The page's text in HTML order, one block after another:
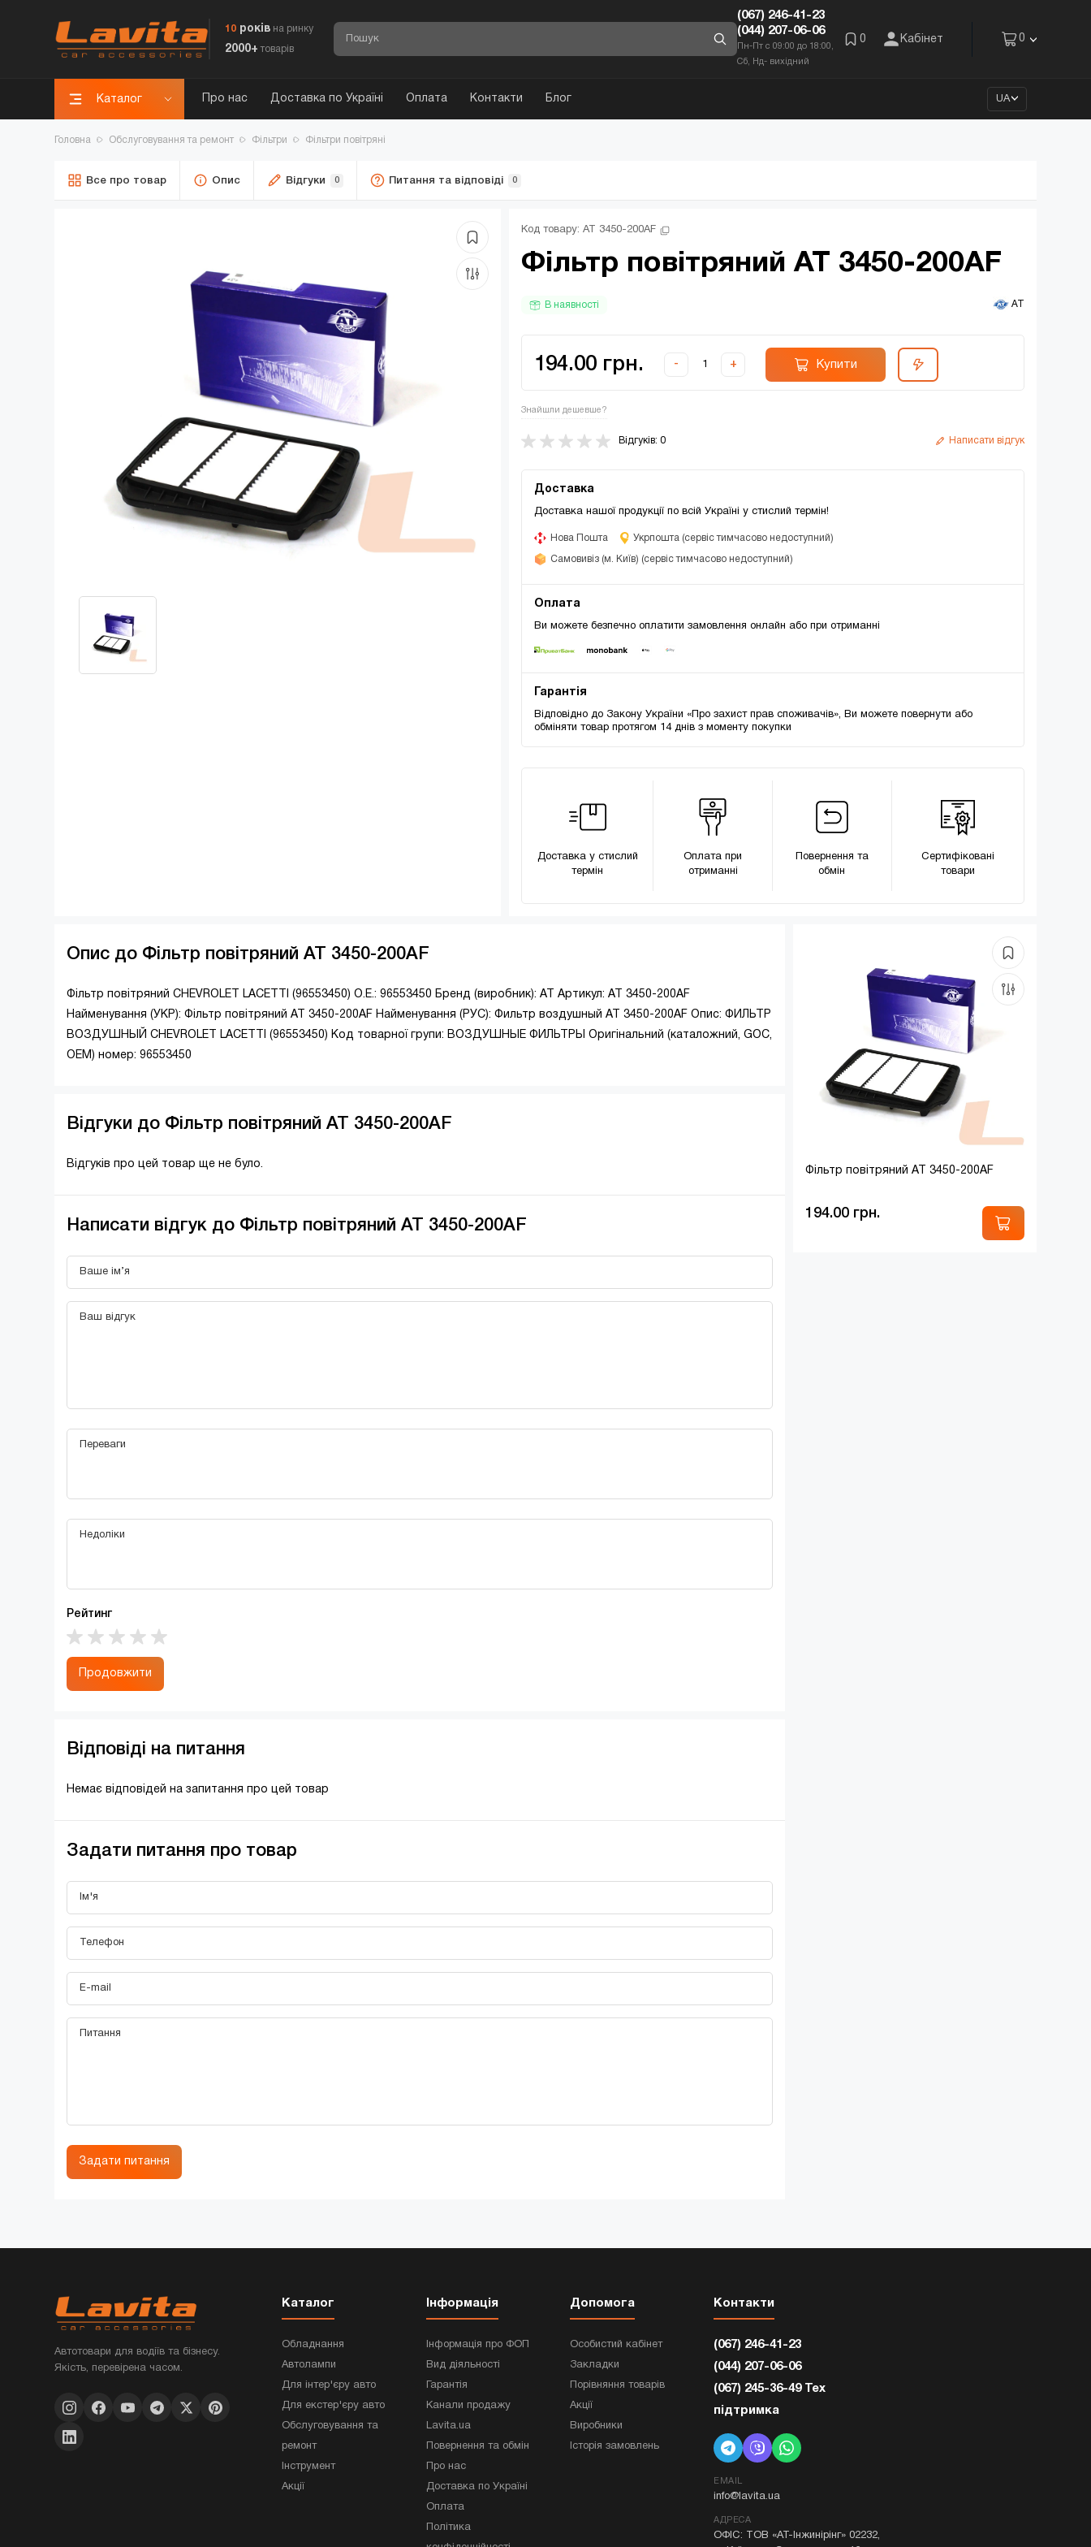
10 років на ринку
2000+ товарів
(067) 246-41-23
(044) 207-06-06
Пн-Пт с 09:00 до 18:00,
Сб, Нд- вихідний
0 Кабінет 0
Каталог Про нас Доставка по Україні Оплата Контакти Блог UA
Головна Обслуговування та ремонт Фільтри Фільтри повітряні
Все про товар Опис Відгуки 0 Питання та відповіді 0
Код товару: AT 3450-200AF
Фільтр повітряний AT 3450-200AF
В наявності AT
194.00 грн. - + Купити
Знайшли дешевше?
Відгуків: 0 Написати відгук
Доставка
Доставка нашої продукції по всій Україні у стислий термін!
Нова Пошта Укрпошта (сервіс тимчасово недоступний)
Самовивіз (м. Київ) (сервіс тимчасово недоступний)
Оплата
Ви можете безпечно оплатити замовлення онлайн або при отриманні
Гарантія
Відповідно до Закону України «Про захист прав споживачів», Ви можете повернути або
обміняти товар протягом 14 днів з моменту покупки
Доставка у стислий
термін
Оплата при
отриманні
Повернення та
обмін
Сертифіковані
товари
Опис до Фільтр повітряний AT 3450-200AF
Фільтр повітряний CHEVROLET LACETTI (96553450) O.E.: 96553450 Бренд (виробник): АТ Артикул: AT 3450-200AF
Найменування (УКР): Фільтр повітряний AT 3450-200AF Найменування (РУС): Фильтр воздушный АТ 3450-200AF Опис: ФИЛЬТР
ВОЗДУШНЫЙ CHEVROLET LACETTI (96553450) Код товарної групи: ВОЗДУШНЫЕ ФИЛЬТРЫ Оригінальний (каталожний, GOC,
ОЕМ) номер: 96553450
Відгуки до Фільтр повітряний AT 3450-200AF
Відгуків про цей товар ще не було.
Написати відгук до Фільтр повітряний AT 3450-200AF
Рейтинг
Продовжити
Відповіді на питання
Немає відповідей на запитання про цей товар
Задати питання про товар
Задати питання
Фільтр повітряний AT 3450-200AF
194.00 грн.
Автотовари для водіїв та бізнесу.
Якість, перевірена часом.
Каталог
Обладнання
Автолампи
Для інтер'єру авто
Для екстер'єру авто
Обслуговування та
ремонт
Інструмент
Акції
Інформація
Інформація про ФОП
Вид діяльності
Гарантія
Канали продажу
Lavita.ua
Повернення та обмін
Про нас
Доставка по Україні
Оплата
Політика
Допомога
Особистий кабінет
Закладки
Порівняння товарів
Акції
Виробники
Історія замовлень
Контакти
(067) 246-41-23
(044) 207-06-06
(067) 245-36-49 Тех
підтримка
EMAIL
info@lavita.ua
АДРЕСА
ОФІС: ТОВ «АТ-Інжинірінг» 02232,